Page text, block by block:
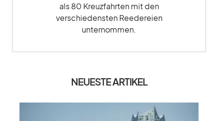
als 80 Kreuzfahrten mit den
verschiedensten Reedereien
unternommen.
NEUESTE ARTIKEL